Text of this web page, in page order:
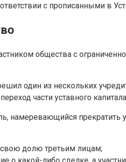
с прописанными в
общества с
один из нескольких
части уставного
намеревающийся
долю третьим лицам;